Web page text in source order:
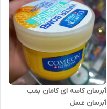
آبرسان کاسه ای کامان بمب
آبرسان عسل